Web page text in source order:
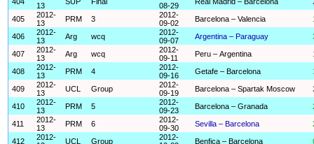
13
08-29
405
2012-
13
PRM 3
2012-
09-02
Barcelona – Valencia
406
2012-
13
Arg wcq
2012-
09-07
Argentina – Paraguay
407
2012-
13
Arg wcq
2012-
09-11
Peru – Argentina
408
2012-
13
PRM 4
2012-
09-16
Getafe – Barcelona
409
2012-
13
UCL Group
2012-
09-19
Barcelona – Spartak Moscow
410
2012-
13
PRM 5
2012-
09-23
Barcelona – Granada
411
2012-
13
PRM 6
2012-
09-30
Sevilla – Barcelona
412
2012-
UCL Group
2012-
Benfica – Barcelona